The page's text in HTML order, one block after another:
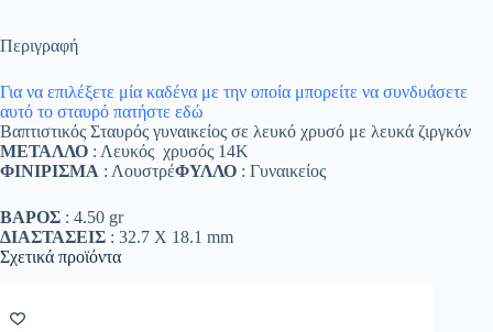
Περιγραφή
Για να επιλέξετε μία καδένα με την οποία μπορείτε να συνδυάσετε
αυτό το σταυρό πατήστε εδώ
Βαπτιστικός Σταυρός γυναικείος σε λευκό χρυσό με λευκά ζιργκόν
ΜΕΤΑΛΛΟ : Λευκός χρυσός 14K
ΦΙΝΙΡΙΣΜΑ : ΛουστρέΦΥΛΛΟ : Γυναικείος
ΒΑΡΟΣ : 4.50 gr
ΔΙΑΣΤΑΣΕΙΣ : 32.7 Χ 18.1 mm
Σχετικά προϊόντα